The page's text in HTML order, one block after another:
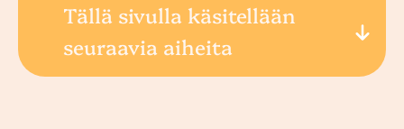
Tällä sivulla käsitellään
seuraavia aiheita